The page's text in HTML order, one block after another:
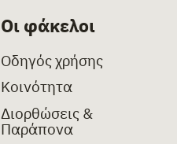
Οι φάκελοι
Οδηγός χρήσης
Κοινότητα
Διορθώσεις &
Παράπονα